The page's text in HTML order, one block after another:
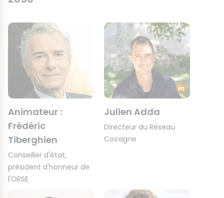
Animateur :
Frédéric
Tiberghien
Conseiller d'état,
président d'honneur de
l'ORSE
Julien Adda
Directeur du Réseau
Cocagne